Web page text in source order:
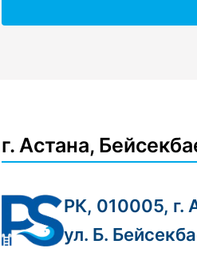
г. Астана,
РК, 010005, г.
ул. Б.